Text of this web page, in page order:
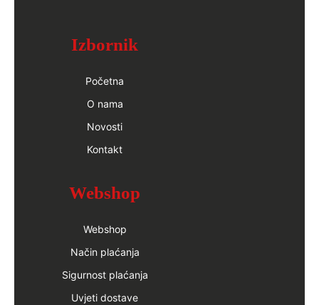
Izbornik
Početna
O nama
Novosti
Kontakt
Webshop
Webshop
Način plaćanja
Sigurnost plaćanja
Uvjeti dostave